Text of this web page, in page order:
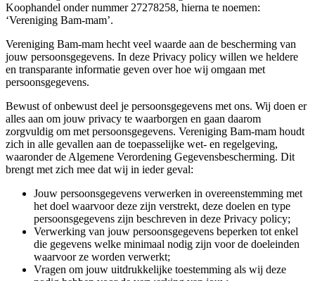
Koophandel onder nummer 27278258, hierna te noemen:
‘Vereniging Bam-mam’.
Vereniging Bam-mam hecht veel waarde aan de bescherming van
jouw persoonsgegevens. In deze Privacy policy willen we heldere
en transparante informatie geven over hoe wij omgaan met
persoonsgegevens.
Bewust of onbewust deel je persoonsgegevens met ons. Wij doen er
alles aan om jouw privacy te waarborgen en gaan daarom
zorgvuldig om met persoonsgegevens. Vereniging Bam-mam houdt
zich in alle gevallen aan de toepasselijke wet- en regelgeving,
waaronder de Algemene Verordening Gegevensbescherming. Dit
brengt met zich mee dat wij in ieder geval:
Jouw persoonsgegevens verwerken in overeenstemming met
het doel waarvoor deze zijn verstrekt, deze doelen en type
persoonsgegevens zijn beschreven in deze Privacy policy;
Verwerking van jouw persoonsgegevens beperken tot enkel
die gegevens welke minimaal nodig zijn voor de doeleinden
waarvoor ze worden verwerkt;
Vragen om jouw uitdrukkelijke toestemming als wij deze